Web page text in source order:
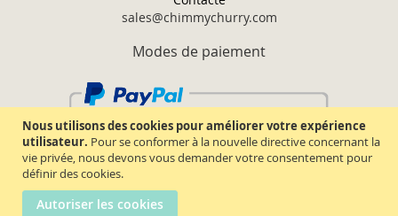
Nous utilisons des cookies pour améliorer votre expérience
utilisateur. Pour se conformer à la nouvelle directive concernant la
vie privée, nous devons vous demander votre consentement pour
définir des cookies.
Autoriser les cookies
sales@chimmychurry.com
Modes de paiement
Chimmy Churry TM. Tous droits réservés.